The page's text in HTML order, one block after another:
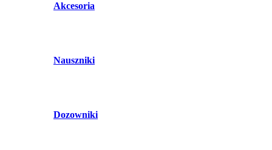
Akcesoria
Nauszniki
Dozowniki